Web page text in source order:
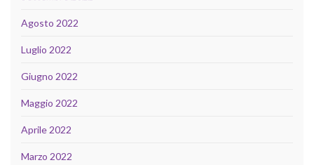
Agosto 2022
Luglio 2022
Giugno 2022
Maggio 2022
Aprile 2022
Marzo 2022